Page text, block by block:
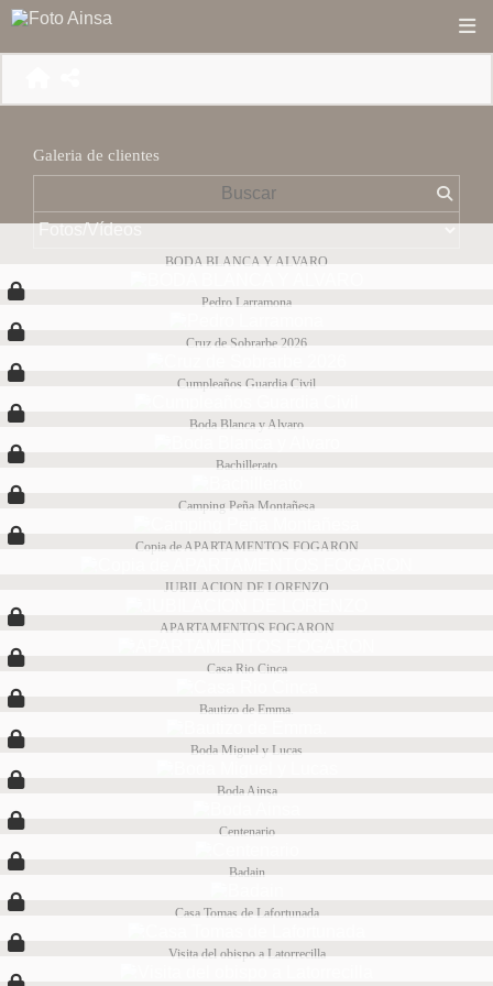
Galeria de clientes
BODA BLANCA Y ALVARO
Pedro Larramona
Cruz de Sobrarbe 2026
Cumpleaños Guardia Civil
Boda Blanca y Alvaro
Bachillerato
Camping Peña Montañesa
Copia de APARTAMENTOS FOGARON
JUBILACION DE LORENZO
APARTAMENTOS FOGARON
Casa Rio Cinca
Bautizo de Emma.
Boda Miguel y Lucas
Boda Ainsa
Centenario
Badain
Casa Tomas de Lafortunada
Visita del obispo a Latorrecilla